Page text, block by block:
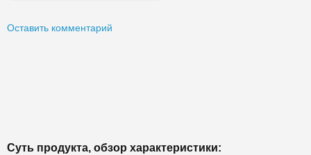
Оставить комментарий
Суть продукта, обзор характеристики: